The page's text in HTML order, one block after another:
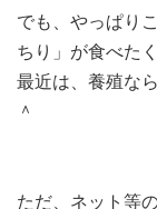
でも、やっぱり
ちり」が食べた
最近は、養殖な
＾
ただ、ネット等